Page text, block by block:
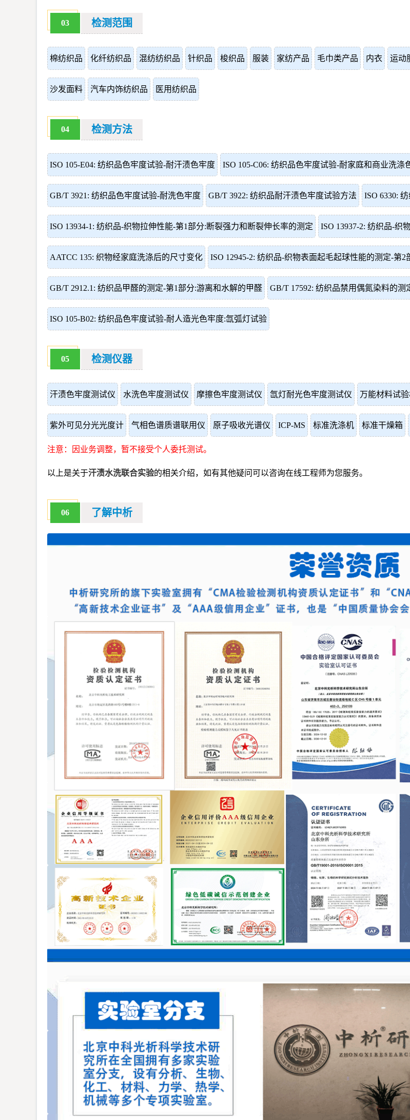
03 检测范围
棉纺织品 化纤纺织品 混纺纺织品 针织品 梭织品 服装 家纺产品 毛巾类产品 内衣 运动
沙发面料 汽车内饰纺织品 医用纺织品
04 检测方法
ISO 105-E04: 纺织品色牢度试验-耐汗渍色牢度 ISO 105-C06: 纺织品色牢度试验-耐家庭和商业洗涤
GB/T 3921: 纺织品色牢度试验-耐洗色牢度 GB/T 3922: 纺织品耐汗渍色牢度试验方法 ISO 6330:
ISO 13934-1: 纺织品-织物拉伸性能-第1部分:断裂强力和断裂伸长率的测定 ISO 13937-2: 纺织品-织
AATCC 135: 织物经家庭洗涤后的尺寸变化 ISO 12945-2: 纺织品-织物表面起毛起球性能的测定-第2
GB/T 2912.1: 纺织品甲醛的测定-第1部分:游离和水解的甲醛 GB/T 17592: 纺织品禁用偶氮染料的测
ISO 105-B02: 纺织品色牢度试验-耐人造光色牢度:氙弧灯试验
05 检测仪器
汗渍色牢度测试仪 水洗色牢度测试仪 摩擦色牢度测试仪 氙灯耐光色牢度测试仪 万能材料试
紫外可见分光光度计 气相色谱质谱联用仪 原子吸收光谱仪 ICP-MS 标准洗涤机 标准干燥箱
注意：因业务调整，暂不接受个人委托测试。
以上是关于汗渍水洗联合实验的相关介绍，如有其他疑问可以咨询在线工程师为您服务。
06 了解中析